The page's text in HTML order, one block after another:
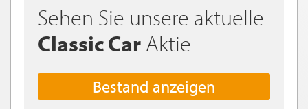
Sehen Sie unsere aktuelle
Classic Car Aktie
Bestand anzeigen